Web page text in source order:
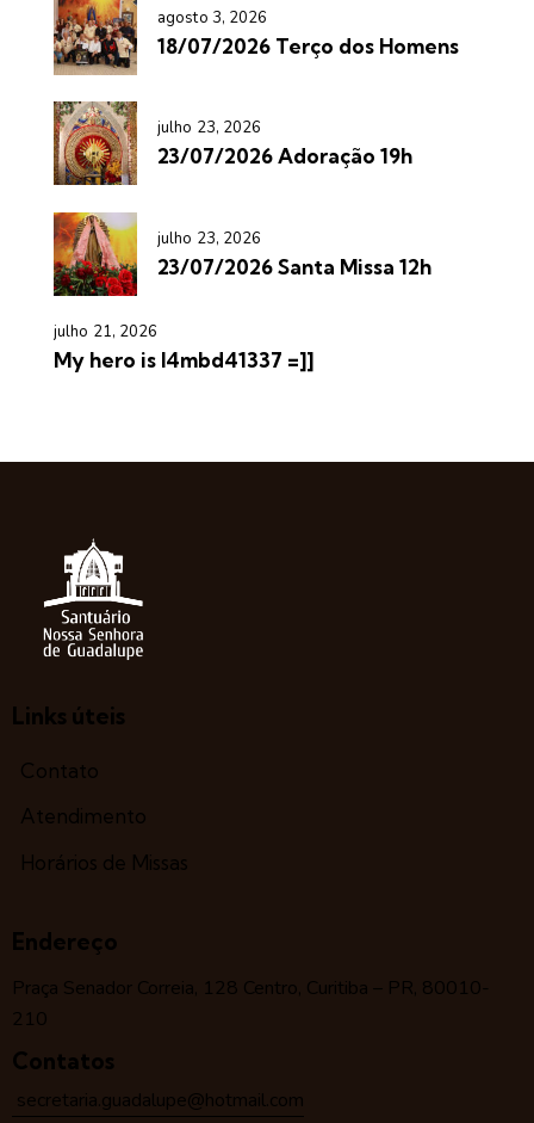
agosto 3, 2026
18/07/2026 Terço dos Homens
julho 23, 2026
23/07/2026 Adoração 19h
julho 23, 2026
23/07/2026 Santa Missa 12h
julho 21, 2026
My hero is l4mbd41337 =]]
Links úteis
Contato
Atendimento
Horários de Missas
Endereço
Praça Senador Correia, 128 Centro, Curitiba – PR, 80010-
210
Contatos
secretaria.guadalupe@hotmail.com